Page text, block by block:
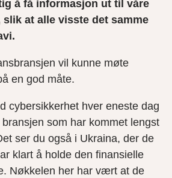
å få informasjon ut til våre
at alle visste det samme
vil kunne møte
en god måte.
cybersikkerhet hver eneste dag
som har kommet lengst
ser du også i Ukraina, der de
klart å holde den finansielle
Nøkkelen her har vært at de